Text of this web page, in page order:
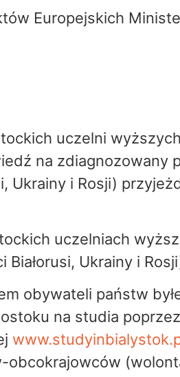
Europejskich
uczelni
na zdiagnozowany
Ukrainy i Rosji)
uczelniach
Ukrainy i
obywateli państw
na studia